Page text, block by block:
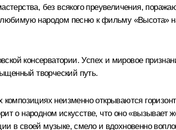
без всякого преувеличения,
народом песню к фильму «Высота»
консерватории. Успех и мировое
творческий путь.
неизменно открываются
о народном искусстве, что оно «вызывает
в своей музыке, смело и вдохновенно